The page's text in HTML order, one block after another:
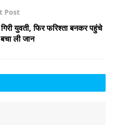
Post
युवती, फिर फरिश्ता बनकर पहुंचे
ली जान